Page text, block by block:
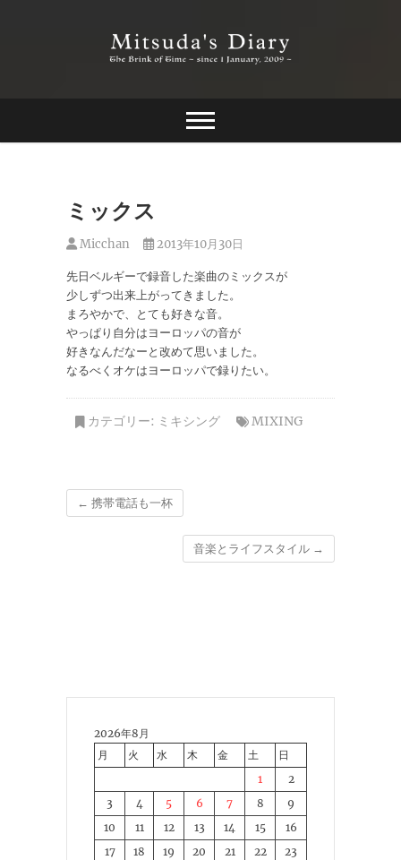
Mitsuda's Diary
ミックス
Micchan 2013年10月30日
先日ベルギーで録音した楽曲のミックスが
少しずつ出来上がってきました。
まろやかで、とても好きな音。
やっぱり自分はヨーロッパの音が
好きなんだなーと改めて思いました。
なるべくオケはヨーロッパで録りたい。
カテゴリー: ミキシング MIXING
← 携帯電話も一杯
音楽とライフスタイル →
2026年8月
月
火 水 木 金 土
日
1
2
3
4 5 6 7 8
9
10
11 12 13 14 15
16
17
18 19 20 21 22
23